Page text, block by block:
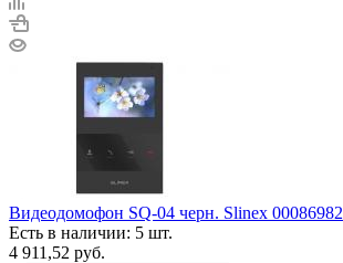
Видеодомофон SQ-04 черн. Slinex 00086982
Есть в наличии: 5 шт.
4 911,52 руб.